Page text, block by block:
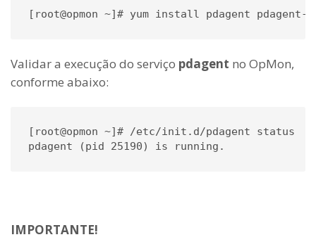
Validar a execução do serviço pdagent no OpMon,
conforme abaixo:
[root@opmon ~]# /etc/init.d/pdagent status
pdagent (pid 25190) is running.
IMPORTANTE!